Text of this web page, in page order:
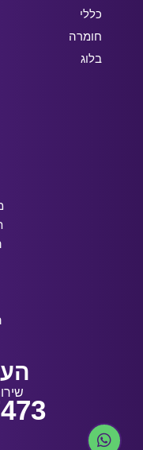
כללי
חומרה
בלוג